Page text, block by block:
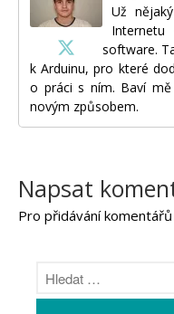
Už
software.
k Arduinu, pro které
o práci s ním. Baví
novým způsobem.
Napsat
Pro přidávání